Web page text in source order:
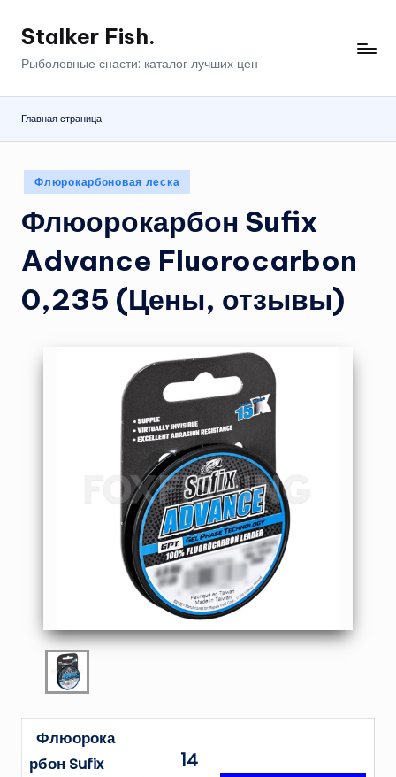
Перейти
Stalker Fish.
Рыболовные снасти: каталог лучших цен
Главная страница
Опубликовано
в
Флюрокарбоновая леска
Флюорокарбон Sufix
Advance Fluorocarbon
0,235 (Цены, отзывы)
Флюорока
рбон Sufix
14